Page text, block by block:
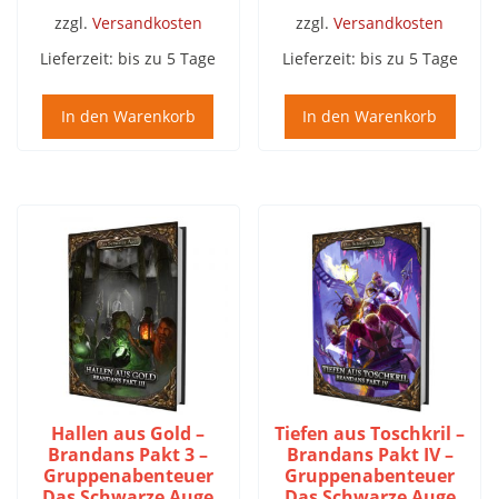
zzgl. Versandkosten
Lieferzeit: bis zu 5 Tage
In den Warenkorb
zzgl.Versandkosten
Lieferzeit: bis zu 5 Tage
In den Warenkorb
Hallen aus Gold –
Brandans Pakt 3 –
Gruppenabenteuer
Tiefen aus Toschkril –
Brandans Pakt IV –
Gruppenabenteuer